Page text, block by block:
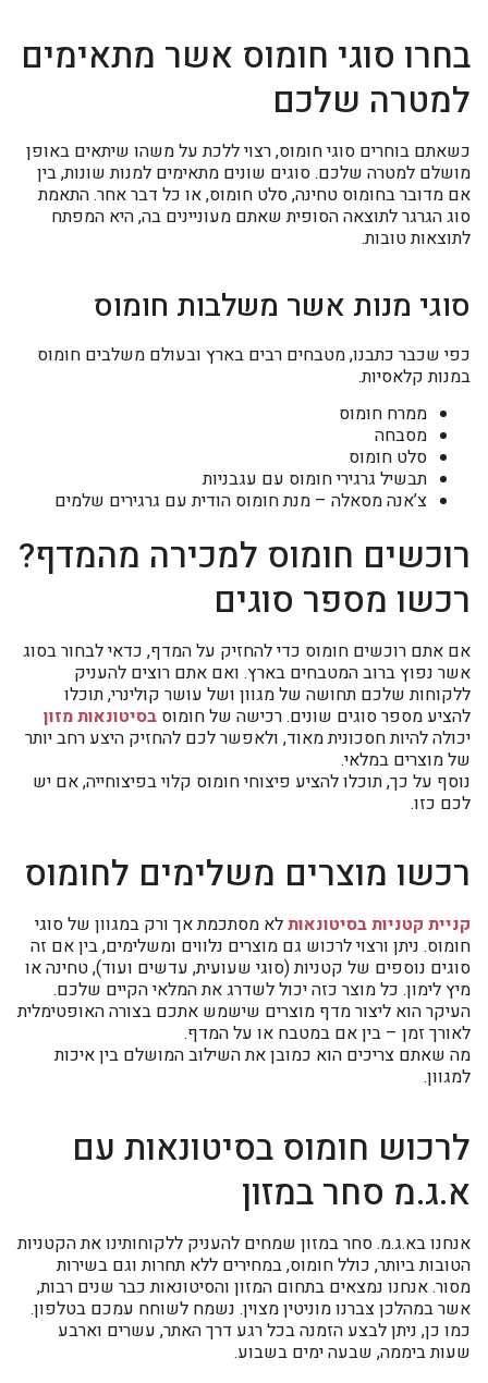
בחרו סוגי חומוס אשר מתאימים
למטרה שלכם
כשאתם בוחרים סוגי חומוס, רצוי ללכת על משהו שיתאים באופן
מושלם למטרה שלכם. סוגים שונים מתאימים למנות שונות, בין
אם מדובר בחומוס טחינה, סלט חומוס, או כל דבר אחר. התאמת
סוג הגרגר לתוצאה הסופית שאתם מעוניינים בה, היא המפתח
לתוצאות טובות.
סוגי מנות אשר משלבות חומוס
כפי שכבר כתבנו, מטבחים רבים בארץ ובעולם משלבים חומוס
במנות קלאסיות.
ממרח חומוס
מסבחה
סלט חומוס
תבשיל גרגירי חומוס עם עגבניות
צ’אנה מסאלה – מנת חומוס הודית עם גרגירים שלמים
רוכשים חומוס למכירה מהמדף?
רכשו מספר סוגים
אם אתם רוכשים חומוס כדי להחזיק על המדף, כדאי לבחור בסוג
אשר נפוץ ברוב המטבחים בארץ. ואם אתם רוצים להעניק
ללקוחות שלכם תחושה של מגוון ושל עושר קולינרי, תוכלו
להציע מספר סוגים שונים. רכישה של חומוס בסיטונאות מזון
יכולה להיות חסכונית מאוד, ולאפשר לכם להחזיק היצע רחב יותר
של מוצרים במלאי.
נוסף על כך, תוכלו להציע פיצוחי חומוס קלוי בפיצוחייה, אם יש
לכם כזו.
רכשו מוצרים משלימים לחומוס
קניית קטניות בסיטונאותלא מסתכמת אך ורק במגוון של סוגי
חומוס. ניתן ורצוי לרכוש גם מוצרים נלווים ומשלימים, בין אם זה
סוגים נוספים של קטניות (סוגי שעועית, עדשים ועוד), טחינה או
מיץ לימון. כל מוצר כזה יכול לשדרג את המלאי הקיים שלכם.
העיקר הוא ליצור מדף מוצרים שישמש אתכם בצורה האופטימלית
לאורך זמן – בין אם במטבח או על המדף.
מה שאתם צריכים הוא כמובן את השילוב המושלם בין איכות
למגוון.
לרכוש חומוס בסיטונאות עם
א.ג.מ סחר במזון
אנחנו בא.ג.מ. סחר במזון שמחים להעניק ללקוחותינו את הקטניות
הטובות ביותר, כולל חומוס, במחירים ללא תחרות וגם בשירות
מסור. אנחנו נמצאים בתחום המזון והסיטונאות כבר שנים רבות,
אשר במהלכן צברנו מוניטין מצוין. נשמח לשוחח עמכם בטלפון.
כמו כן, ניתן לבצע הזמנה בכל רגע דרך האתר, עשרים וארבע
שעות ביממה, שבעה ימים בשבוע.